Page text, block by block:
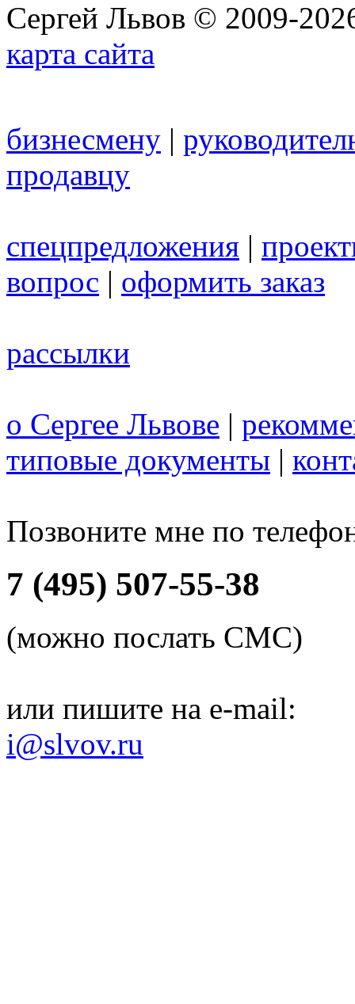
Сергей Львов © 2009-
карта сайта
бизнесмену |
продавцу
спецпредложения |
вопрос | оформить заказ
рассылки
о Сергее Львове |
типовые документы |
Позвоните мне по
7 (495) 507-55-38
(можно послать СМС)
или пишите на e-mail:
i@slvov.ru